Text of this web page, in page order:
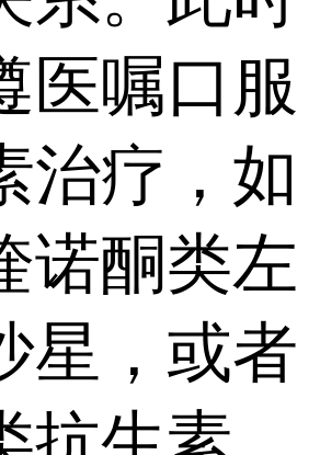
医嘱口服
治疗，如
诺酮类左
星，或者